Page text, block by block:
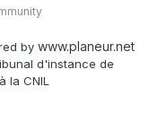
by www.planeur.net
d'instance de
la CNIL